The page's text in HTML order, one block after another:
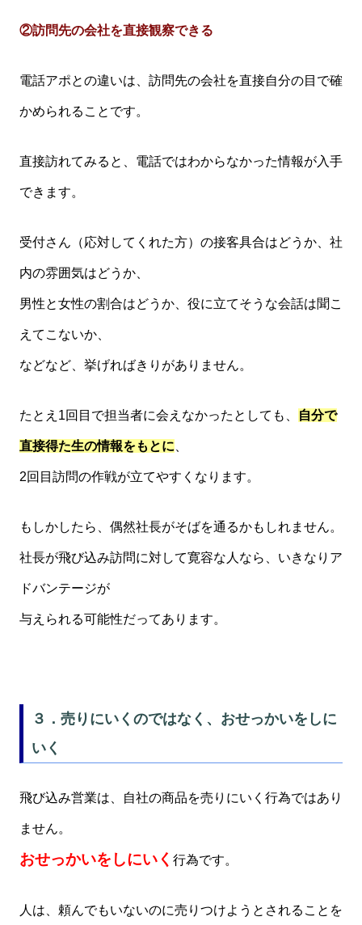
②訪問先の会社を直接観察できる
電話アポとの違いは、訪問先の会社を直接自分の目で確
かめられることです。
直接訪れてみると、電話ではわからなかった情報が入手
できます。
受付さん（応対してくれた方）の接客具合はどうか、社
内の雰囲気はどうか、
男性と女性の割合はどうか、役に立てそうな会話は聞こ
えてこないか、
などなど、挙げればきりがありません。
たとえ1回目で担当者に会えなかったとしても、 自分で
直接得た生の情報をもとに
2回目訪問の作戦が立てやすくなります。
もしかしたら、偶然社長がそばを通るかもしれません。
社長が飛び込み訪問に対して寛容な人なら、いきなりア
ドバンテージが
与えられる可能性だってあります。
３．売りにいくのではなく、おせっかいをしに
いく
飛び込み営業は、自社の商品を売りにいく行為ではあり
ません。
おせっかいをしにいく 行為です。
人は、頼んでもいないのに売りつけようとされることを